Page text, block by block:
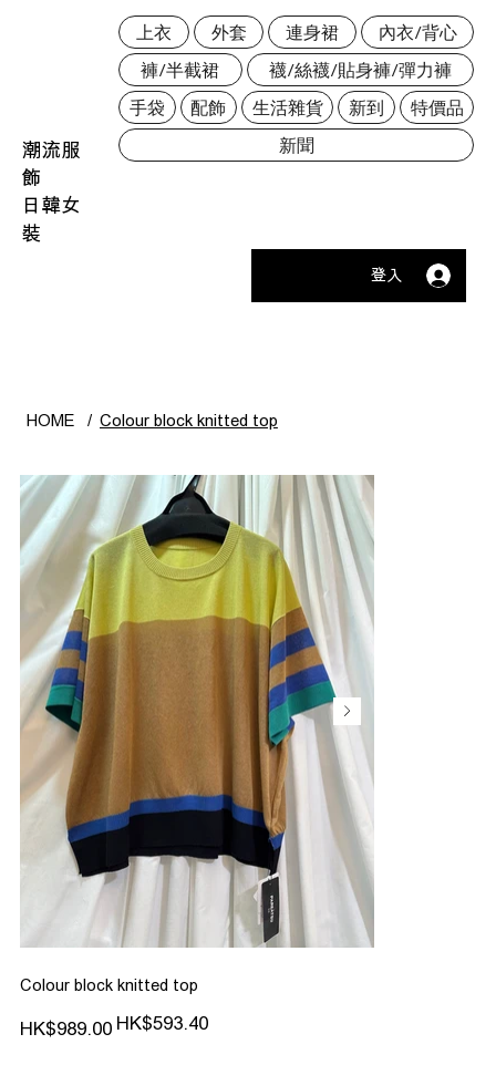
潮流服
飾
日韓女
裝
上衣 外套 連身裙
內衣/背心
褲/半截裙
襪/絲襪/貼身褲/彈力褲
手袋
配飾 生活雜貨 新到
特價品
新聞
登入
HOME / Colour block knitted top
Colour block knitted top
始
HK$989.00
促
銷HK$593.40